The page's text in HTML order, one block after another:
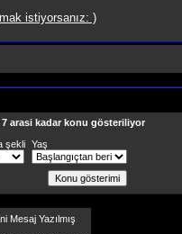
istiyorsanız: )
arasi kadar konu gösteriliyor
şekli Yaş
Mesaj Yazılmış